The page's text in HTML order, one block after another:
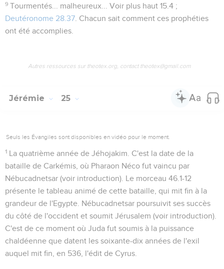
9 Tourmentés... malheureux... Voir plus haut15.4 ;
Deutéronome 28.37 . Chacun sait comment ces prophéties
ont été accomplies.
Autres ressources sur theotex.org, contact theotex@gmail.com
Jérémie 25
Seuls les Évangiles sont disponibles en vidéo pour le moment.
1 La quatrième année de Jéhojakim . C'est la date de la
bataille de Carkémis, où Pharaon Néco fut vaincu par
Nébucadnetsar (voir introduction). Le morceau 46.1-12
présente le tableau animé de cette bataille, qui mit fin à la
grandeur de l'Egypte. Nébucadnetsar poursuivit ses succès
du côté de l'occident et soumit Jérusalem (voir introduction).
C'est de ce moment où Juda fut soumis à la puissance
chaldéenne que datent les soixante-dix années de l'exil
auquel mit fin, en 536, l'édit de Cyrus.